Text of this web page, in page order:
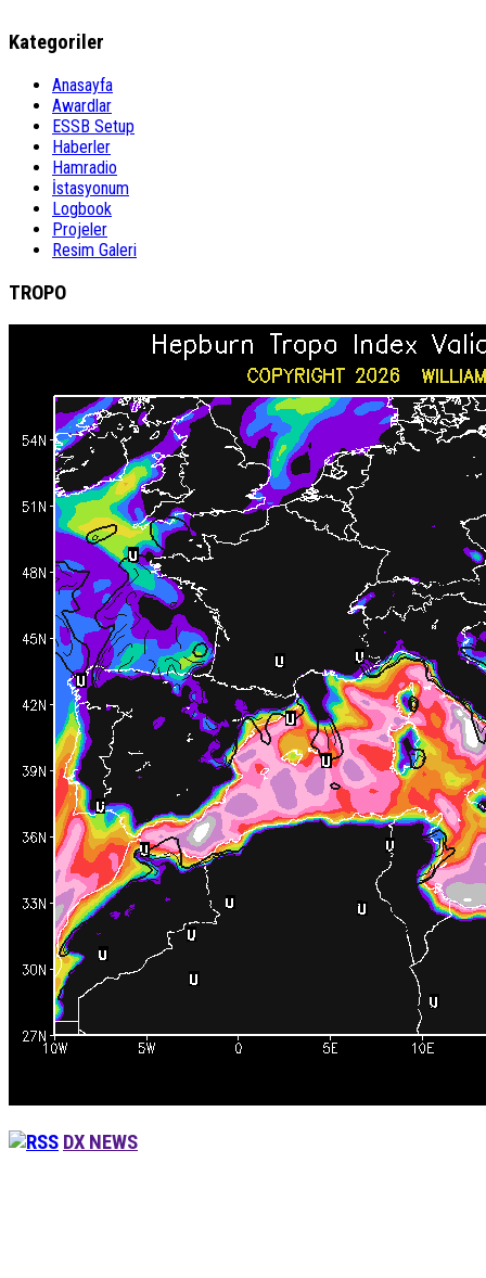
Kategoriler
Anasayfa
Awardlar
ESSB Setup
Haberler
Hamradio
İstasyonum
Logbook
Projeler
Resim Galeri
TROPO
DX NEWS